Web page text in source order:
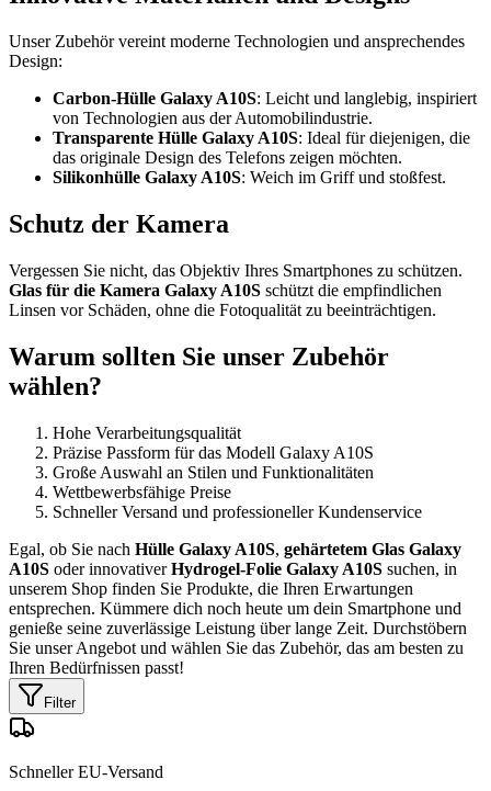
Unser Zubehör vereint moderne Technologien und ansprechendes
Design:
Carbon-Hülle Galaxy A10S: Leicht und langlebig, inspiriert
von Technologien aus der Automobilindustrie.
Transparente Hülle Galaxy A10S: Ideal für diejenigen, die
das originale Design des Telefons zeigen möchten.
Silikonhülle Galaxy A10S: Weich im Griff und stoßfest.
Schutz der Kamera
Vergessen Sie nicht, das Objektiv Ihres Smartphones zu schützen.
Glas für die Kamera Galaxy A10S schützt die empfindlichen
Linsen vor Schäden, ohne die Fotoqualität zu beeinträchtigen.
Warum sollten Sie unser Zubehör
wählen?
Hohe Verarbeitungsqualität
Präzise Passform für das Modell Galaxy A10S
Große Auswahl an Stilen und Funktionalitäten
Wettbewerbsfähige Preise
Schneller Versand und professioneller Kundenservice
Egal, ob Sie nach Hülle Galaxy A10S, gehärtetem Glas Galaxy
A10S oder innovativerHydrogel-Folie Galaxy A10S suchen, in
unserem Shop finden Sie Produkte, die Ihren Erwartungen
entsprechen. Kümmere dich noch heute um dein Smartphone und
genieße seine zuverlässige Leistung über lange Zeit. Durchstöbern
Sie unser Angebot und wählen Sie das Zubehör, das am besten zu
Ihren Bedürfnissen passt!
Filter
Schneller EU-Versand